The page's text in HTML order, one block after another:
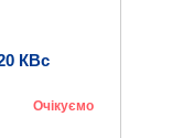
КВс
Очікуємо